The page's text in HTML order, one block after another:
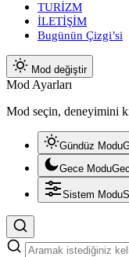
TURİZM
İLETİŞİM
Bugünün Çizgi’si
Mod değiştir
Mod Ayarları
Mod seçin, deneyimini
Gündüz Modu
Gece Modu
Sistem Modu